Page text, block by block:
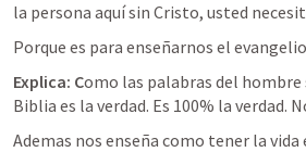
la persona aquí sin Cristo, usted
Porque es para enseñarnos el evangelio
Explica: Como las palabras del
Biblia es la verdad. Es 100% la verdad.
Ademas nos enseña como tener la vida